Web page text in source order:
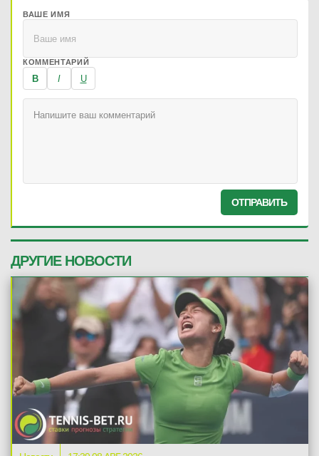
ВАШЕ ИМЯ
КОММЕНТАРИЙ
B I U
ОТПРАВИТЬ
ДРУГИЕ НОВОСТИ